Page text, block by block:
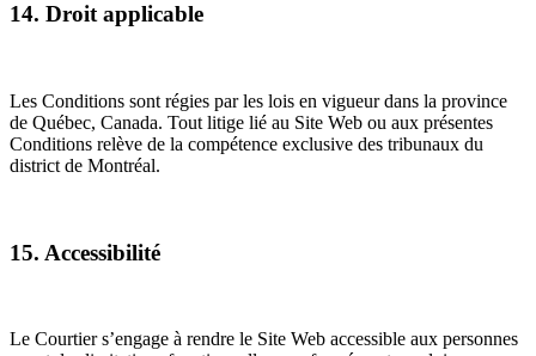
14. Droit applicable
Les Conditions sont régies par les lois en vigueur dans la province
de Québec, Canada. Tout litige lié au Site Web ou aux présentes
Conditions relève de la compétence exclusive des tribunaux du
district de Montréal.
15. Accessibilité
Le Courtier s’engage à rendre le Site Web accessible aux personnes